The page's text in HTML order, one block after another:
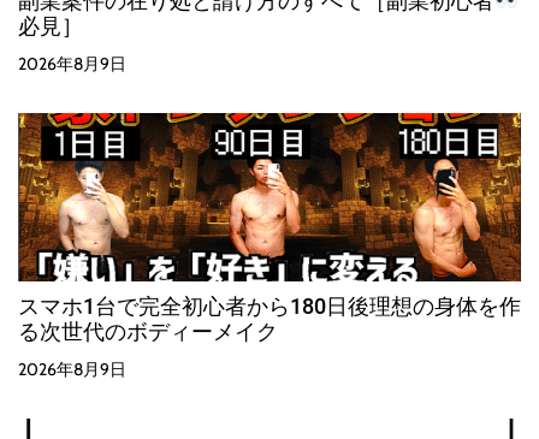
必見］
2026年8月9日
スマホ1台で完全初心者から180日後理想の身体を作
る次世代のボディーメイク
2026年8月9日